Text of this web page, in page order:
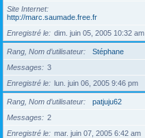
Site Internet
http://marc.saumade.free.fr
Enregistré le
dim. juin 05, 2005 10:32 am
Rang, Nom d’utilisateur
Stéphane
Messages
3
Enregistré le
lun. juin 06, 2005 9:46 pm
Rang, Nom d’utilisateur
patjuju62
Messages
2
Enregistré le
mar. juin 07, 2005 6:42 am